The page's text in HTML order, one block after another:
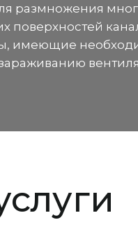
размножения
поверхностей
имеющие